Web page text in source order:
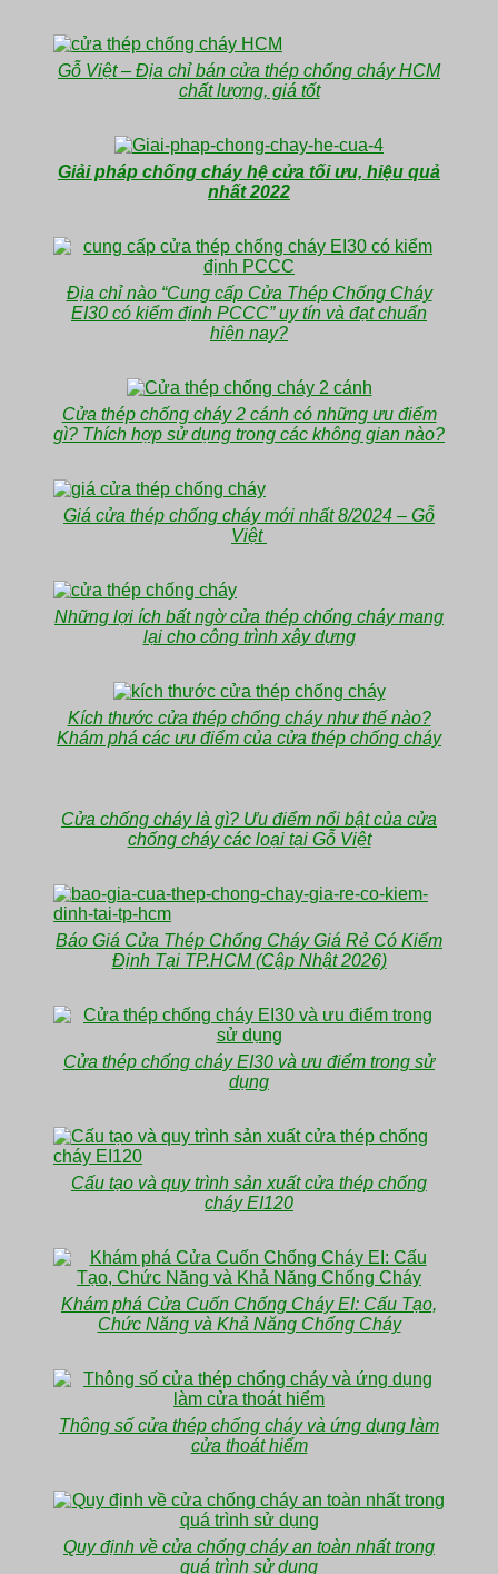
Gỗ Việt – Địa chỉ bán cửa thép chống cháy HCM
chất lượng, giá tốt
Giải pháp chống cháy hệ cửa tối ưu, hiệu quả
nhất 2022
Địa chỉ nào “Cung cấp Cửa Thép Chống Cháy
EI30 có kiểm định PCCC” uy tín và đạt chuẩn
hiện nay?
Cửa thép chống cháy 2 cánh có những ưu điểm
gì? Thích hợp sử dụng trong các không gian nào?
Giá cửa thép chống cháy mới nhất 8/2024 – Gỗ
Việt
Những lợi ích bất ngờ cửa thép chống cháy mang
lại cho công trình xây dựng
Kích thước cửa thép chống cháy như thế nào?
Khám phá các ưu điểm của cửa thép chống cháy
Cửa chống cháy là gì? Ưu điểm nổi bật của cửa
chống cháy các loại tại Gỗ Việt
Báo Giá Cửa Thép Chống Cháy Giá Rẻ Có Kiểm
Định Tại TP.HCM (Cập Nhật 2026)
Cửa thép chống cháy EI30 và ưu điểm trong sử
dụng
Cấu tạo và quy trình sản xuất cửa thép chống
cháy EI120
Khám phá Cửa Cuốn Chống Cháy EI: Cấu Tạo,
Chức Năng và Khả Năng Chống Cháy
Thông số cửa thép chống cháy và ứng dụng làm
cửa thoát hiểm
Quy định về cửa chống cháy an toàn nhất trong
quá trình sử dụng